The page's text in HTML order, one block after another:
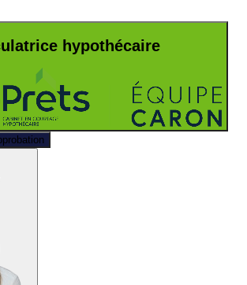
hypothécaire